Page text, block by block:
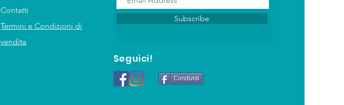
Contatti
Termini e Condizioni di
vendita
Subscribe
Seguici!
Condividi